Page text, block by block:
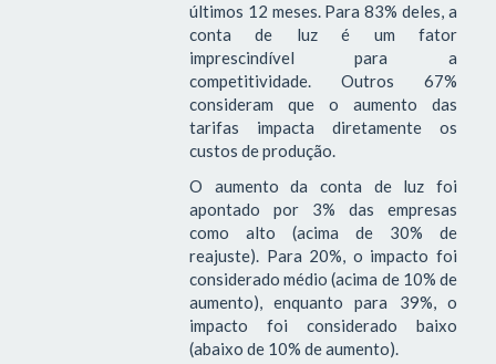
últimos 12 meses. Para 83% deles, a
conta de luz é um fator
imprescindível para a
competitividade. Outros 67%
consideram que o aumento das
tarifas impacta diretamente os
custos de produção.
O aumento da conta de luz foi
apontado por 3% das empresas
como alto (acima de 30% de
reajuste). Para 20%, o impacto foi
considerado médio (acima de 10% de
aumento), enquanto para 39%, o
impacto foi considerado baixo
(abaixo de 10% de aumento).